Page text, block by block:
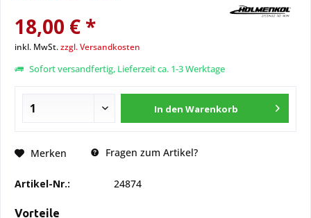
18,00 € *
inkl. MwSt.zzgl. Versandkosten
Sofort versandfertig, Lieferzeit ca. 1-3 Werktage
In den Warenkorb
Merken Fragen zum Artikel?
Artikel-Nr.: 24874
Vorteile